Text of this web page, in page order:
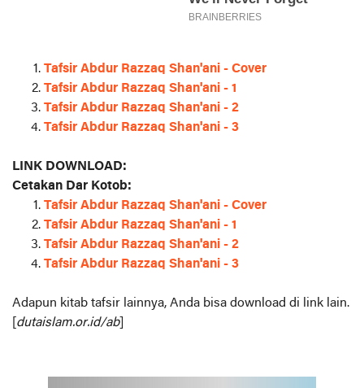
Tafsir Abdur Razzaq Shan'ani - Cover
Tafsir Abdur Razzaq Shan'ani - 1
Tafsir Abdur Razzaq Shan'ani - 2
Tafsir Abdur Razzaq Shan'ani - 3
LINK DOWNLOAD:
Cetakan Dar Kotob:
Tafsir Abdur Razzaq Shan'ani - Cover
Tafsir Abdur Razzaq Shan'ani - 1
Tafsir Abdur Razzaq Shan'ani - 2
Tafsir Abdur Razzaq Shan'ani - 3
Adapun kitab tafsir lainnya, Anda bisa download di link lain.
dutaislam.or.id/ab]